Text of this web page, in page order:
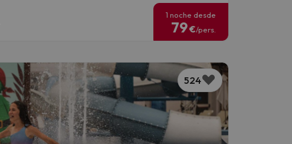
1 noche desde
79€/pers.
524